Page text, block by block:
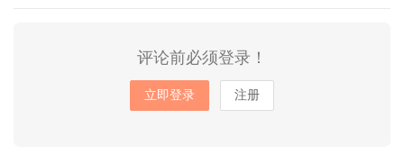
评论前必须登录！
立即登录 注册